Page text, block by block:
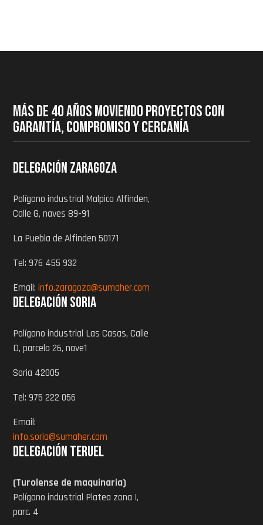
MÁS DE 40 AÑOS MOVIENDO PROYECTOS CON
GARANTÍA, COMPROMISO Y CERCANÍA
Delegación zaragoza
Polígono industrial Malpica Alfinden,
Calle G, naves 89-91
La Puebla de Alfinden 50171
Tel: 976 455 932
Email:info.zaragoza@sumaher.com
Delegación Soria
Polígono industrial Las Casas, Calle
D, parcela 26, nave1
Soria 42005
Tel: 975 222 056
Email:
info.soria@sumaher.com
Delegación Teruel
(Turolense de maquinaria)
Polígono industrial Platea zona I,
parc. 4